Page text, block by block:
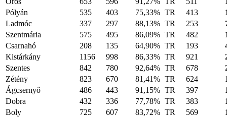
Pólyán
535 403 75,33% TR 413
Ladmóc
337 297 88,13% TR 253
Szentmária
575 495 86,09% TR 482
Csarnahó
208 135 64,90% TR 193
Kistárkány
1156 998 86,33% TR 921
Szentes
842 780 92,64% TR 678
Zétény
823 670 81,41% TR 624
Ágcsernyő
486 443 91,15% TR 397
Dobra
432 336 77,78% TR 383
Boly
725 607 83,72% TR 569